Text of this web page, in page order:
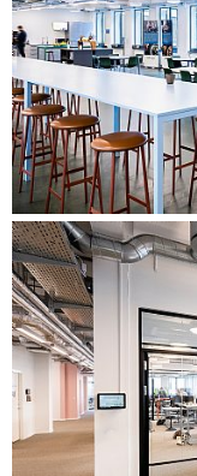
Etablering av
eierskap i prosessen.
på identitet som en
en designguide og
fremtidig
Planlegging av
gi inspirasjon og
om det fremtidige
Tilrettelegging av
fokus på fremtidige